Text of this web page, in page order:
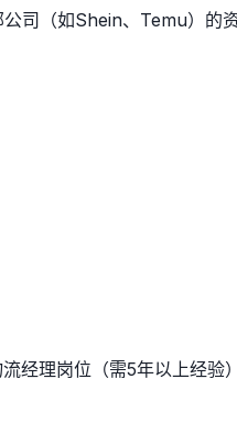
（如Shein、Temu）的
经理岗位（需5年以上经验